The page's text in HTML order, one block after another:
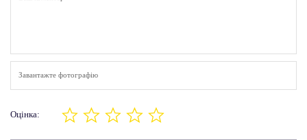
Завантажте фотографію
Оцінка: